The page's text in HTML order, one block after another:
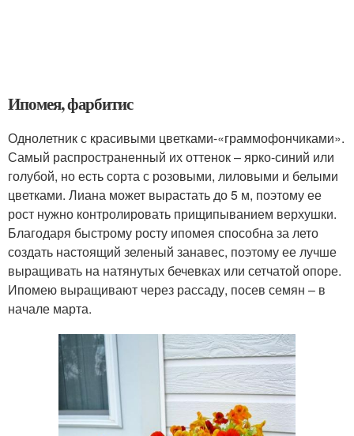
Ипомея, фарбитис
Однолетник с красивыми цветками-«граммофончиками».
Самый распространенный их оттенок – ярко-синий или
голубой, но есть сорта с розовыми, лиловыми и белыми
цветками. Лиана может вырастать до 5 м, поэтому ее
рост нужно контролировать прищипыванием верхушки.
Благодаря быстрому росту ипомея способна за лето
создать настоящий зеленый занавес, поэтому ее лучше
выращивать на натянутых бечевках или сетчатой опоре.
Ипомею выращивают через рассаду, посев семян – в
начале марта.